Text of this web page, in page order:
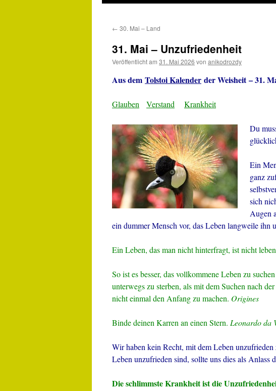
← 30. Mai – Land
31. Mai – Unzufriedenheit
Veröffentlicht am 31. Mai 2026 von anikodrozdy
Aus dem Tolstoi Kalender der Weisheit – 31.
Glauben Verstand Krankheit
Du
Ein
ganz
sich
Augen
ein dummer Mensch vor, das Leben langweile ihn
Ein Leben, das man nicht hinterfragt, ist nicht
So ist es besser, das vollkommene Leben zu
unterwegs zu sterben, als mit dem Suchen nach
nicht einmal den Anfang zu machen. Origines
Binde deinen Karren an einen Stern. Leonardo da
Wir haben kein Recht, mit dem Leben
Leben unzufrieden sind, sollte uns dies als Anlass
Die schlimmste Krankheit ist die